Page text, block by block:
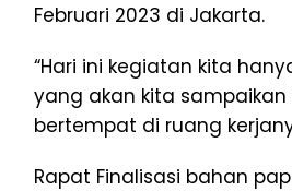
Februari 2023 di Jakarta.
“Hari ini kegiatan kita
yang akan kita sampaikan
bertempat di ruang
Rapat Finalisasi bahan